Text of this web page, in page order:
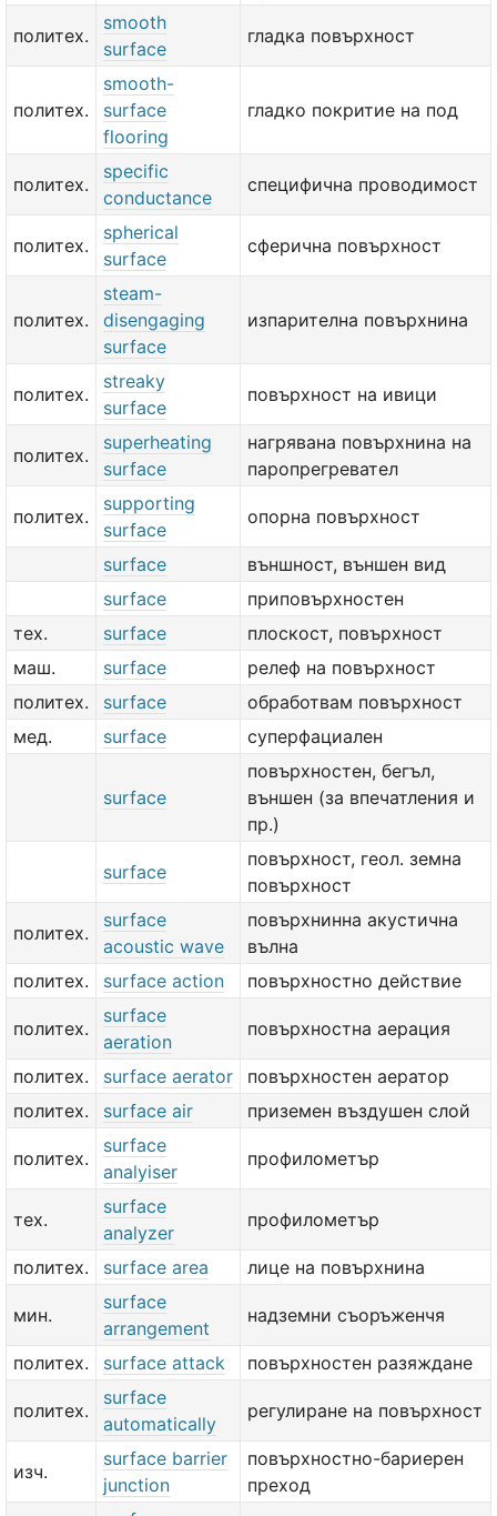
политех.
smooth
surface
гладка повърхност
политех.
smooth-
surface
flooring
гладко покритие на под
политех.
specific
conductance
специфична проводимост
политех.
spherical
surface
сферична повърхност
политех.
steam-
disengaging
surface
изпарителна повърхнина
политех.
streaky
surface
повърхност на ивици
политех.
superheating
surface
нагрявана повърхнина на
паропрегревател
политех.
supporting
surface
опорна повърхност
surface
външност, външен вид
surface
приповърхностен
тех.
surface
плоскост, повърхност
маш.
surface
релеф на повърхност
политех.
surface
обработвам повърхност
мед.
surface суперфациален
surface
повърхностен, бегъл,
външен (за впечатления и
пр.)
surface
повърхност, геол. земна
повърхност
политех.
surface
acoustic wave
повърхнинна акустична
вълна
политех.
surface action повърхностно действие
политех.
surface
aeration
повърхностна аерация
политех. surface aerator
повърхностен аератор
политех.
surface air приземен въздушен слой
политех.
surface
analyiser
профилометър
тех.
surface
analyzer
профилометър
политех. surface area лице на повърхнина
мин.
surface
arrangement
надземни съоръженчя
политех. surface attack повърхностен разяждане
политех.
surface
automatically
регулиране на повърхност
изч.
surface barrier
junction
повърхностно-бариерен
преход